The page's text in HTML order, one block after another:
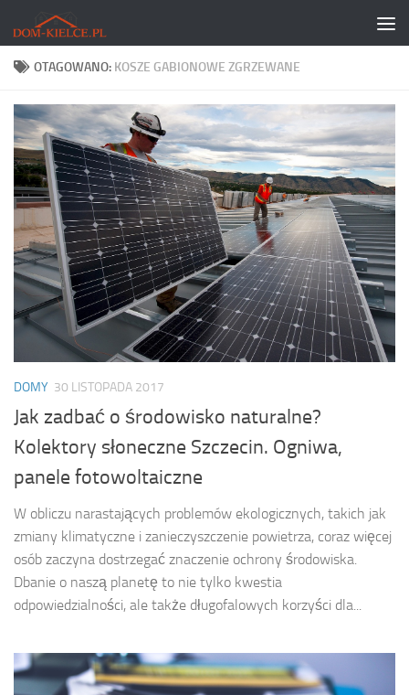
Skip to content
OTAGOWANO: KOSZE GABIONOWE ZGRZEWANE
DOMY 30 LISTOPADA 2017
Jak zadbać o środowisko naturalne?
Kolektory słoneczne Szczecin. Ogniwa,
panele fotowoltaiczne
W obliczu narastających problemów ekologicznych, takich jak
zmiany klimatyczne i zanieczyszczenie powietrza, coraz więcej
osób zaczyna dostrzegać znaczenie ochrony środowiska.
Dbanie o naszą planetę to nie tylko kwestia
odpowiedzialności, ale także długofalowych korzyści dla...